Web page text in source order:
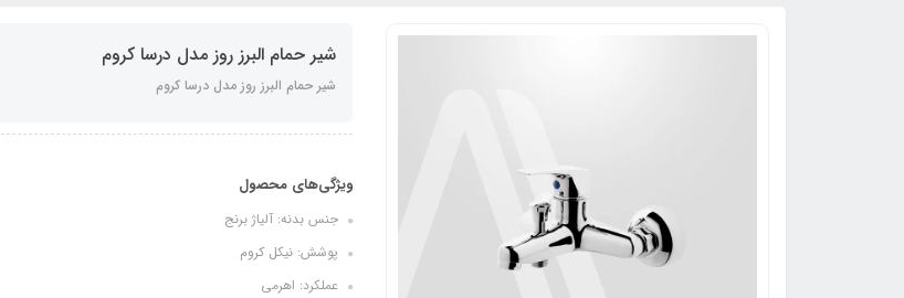
شیر حمام البرز روز مدل درسا کروم
شیر حمام البرز روز مدل درسا کروم
ویژگی‌های محصول
جنس بدنه: آلیاژ برنج
پوشش: نیکل کروم
عملکرد: اهرمی